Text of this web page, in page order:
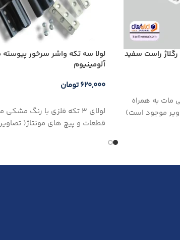
مات به همراه
موجود است)
لولا سه تكه واشر سرخور
آلومینیوم
۶۲۰,۰۰۰تومان
لولای 3 تکه فلزی با رنگ
قطعات و پیچ های مونتاژ(